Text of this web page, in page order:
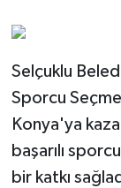
Selçuklu
Sporcu
Konya'ya
başarılı
bir katkı